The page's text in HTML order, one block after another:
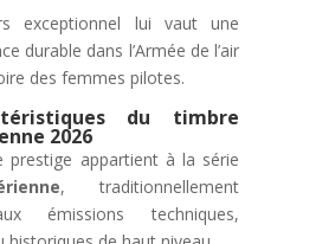
exceptionnel lui vaut une
durable dans l’Armée de l’air
des femmes pilotes.
du timbre
2026
prestige appartient à la série
, traditionnellement
émissions techniques,